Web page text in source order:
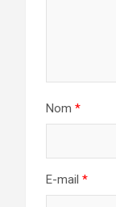
Nom *
E-mail *